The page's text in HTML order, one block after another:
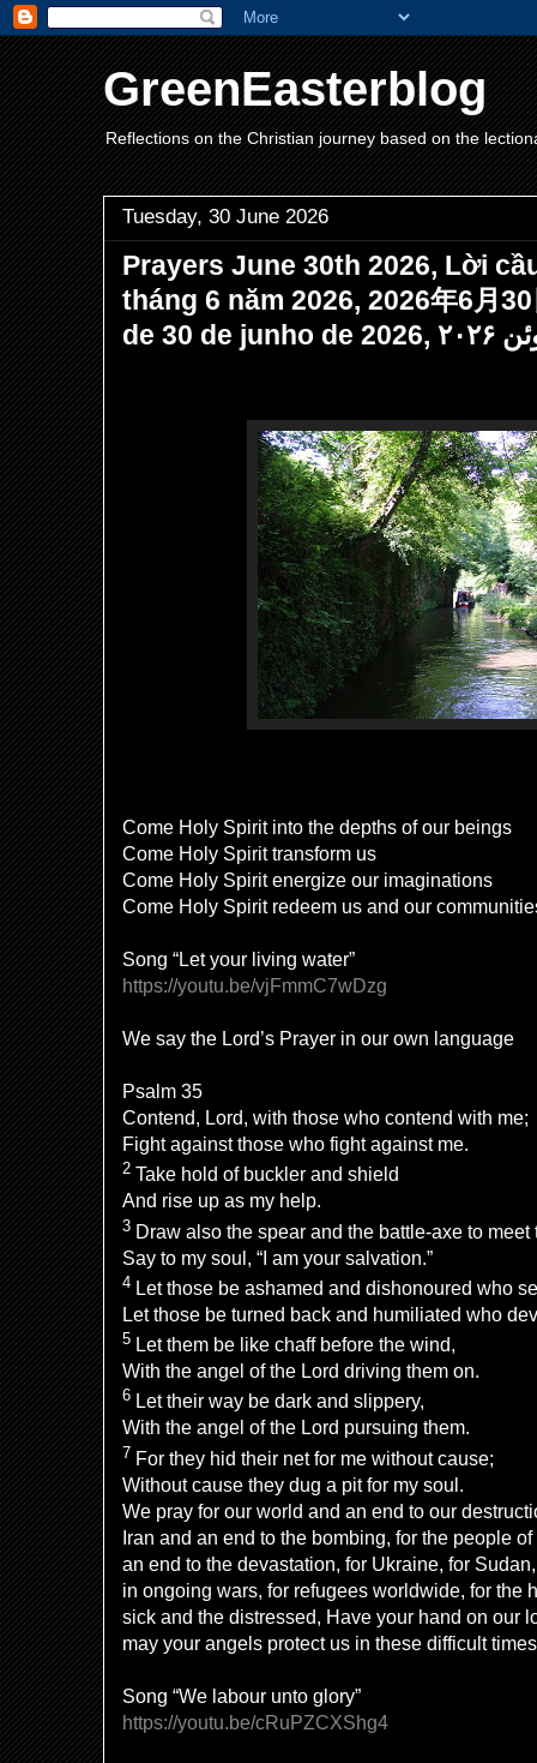
GreenEasterblog
Reflections on the Christian journey based on the
Tuesday, 30 June 2026
Prayers June 30th 2026, Lời
tháng 6 năm 2026, 2026年6月
Come Holy Spirit into the depths of our beings
Come Holy Spirit transform us
Come Holy Spirit energize our imaginations
Come Holy Spirit redeem us and our
Song “Let your living water”
https://youtu.be/vjFmmC7wDzg
We say the Lord’s Prayer in our own language
Psalm 35
Contend, Lord, with those who contend with me;
Fight against those who fight against me.
2 Take hold of buckler and shield
And rise up as my help.
3 Draw also the spear and the battle-axe to
Say to my soul, “I am your salvation.”
4 Let those be ashamed and dishonoured who
Let those be turned back and humiliated who
5 Let them be like chaff before the wind,
With the angel of the Lord driving them on.
6 Let their way be dark and slippery,
With the angel of the Lord pursuing them.
7 For they hid their net for me without cause;
Without cause they dug a pit for my soul.
We pray for our world and an end to our
Iran and an end to the bombing, for the people
an end to the devastation, for Ukraine, for
in ongoing wars, for refugees worldwide, for the
sick and the distressed, Have your hand on our
may your angels protect us in these difficult
Song “We labour unto glory”
https://youtu.be/cRuPZCXShg4